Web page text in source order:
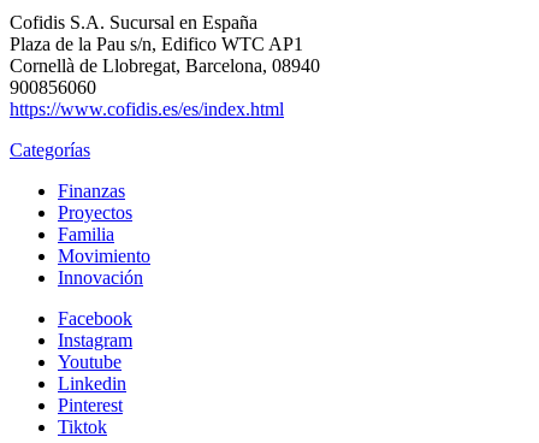
Cofidis S.A. Sucursal en España
Plaza de la Pau s/n, Edifico WTC AP1
Cornellà de Llobregat, Barcelona, 08940
900856060
https://www.cofidis.es/es/index.html
Categorías
Finanzas
Proyectos
Familia
Movimiento
Innovación
Facebook
Instagram
Youtube
Linkedin
Pinterest
Tiktok